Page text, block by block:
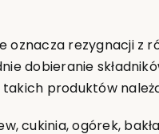
oznacza rezygnacji z
dobieranie
produktów
cukinia, ogórek,